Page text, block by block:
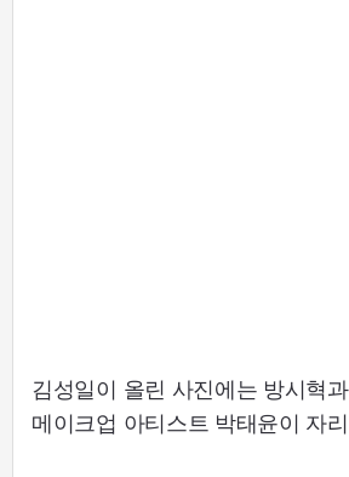
김성일이 올린 사진에는 방시혁
메이크업 아티스트 박태윤이 자